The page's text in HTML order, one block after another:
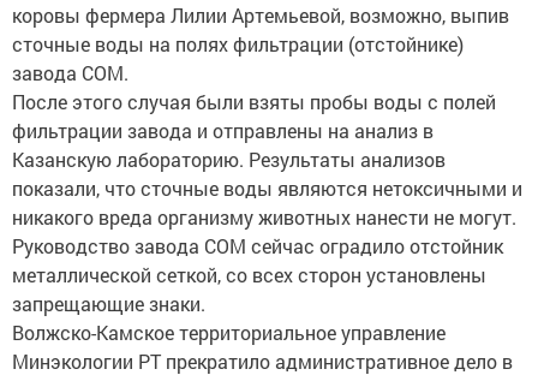
коровы фермера Лилии Артемьевой, возможно, выпив
сточные воды на полях фильтрации (отстойнике)
завода СОМ.
После этого случая были взяты пробы воды с полей
фильтрации завода и отправлены на анализ в
Казанскую лабораторию. Результаты анализов
показали, что сточные воды являются нетоксичными и
никакого вреда организму животных нанести не могут.
Руководство завода СОМ сейчас оградило отстойник
металлической сеткой, со всех сторон установлены
запрещающие знаки.
Волжско-Камское территориальное управление
Минэкологии РТ прекратило административное дело в